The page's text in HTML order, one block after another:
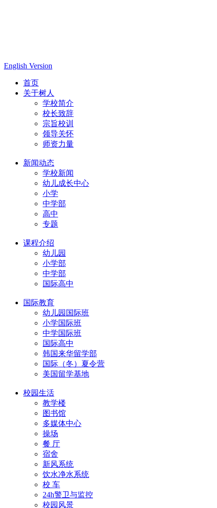
English Version
首页
关于树人
学校简介
校长致辞
宗旨校训
领导关怀
师资力量
新闻动态
学校新闻
幼儿成长中心
小学
中学部
高中
专题
课程介绍
幼儿园
小学部
中学部
国际高中
国际教育
幼儿园国际班
小学国际班
中学国际班
国际高中
韩国来华留学部
国际（冬）夏令营
美国留学基地
校园生活
教学楼
图书馆
多媒体中心
操场
餐 厅
宿舍
新风系统
饮水净水系统
校 车
24h警卫与监控
校园风景